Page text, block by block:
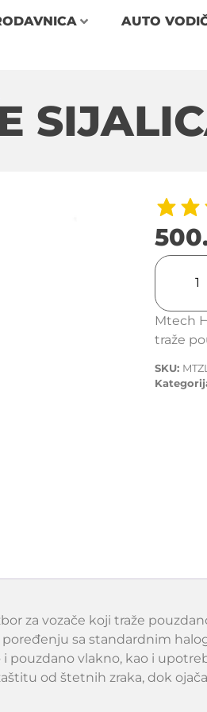
AUTO
Mtech
traže
SKU:
za vozače koji traže
sa standardnim
i pouzdano vlakno, kao i
od štetnih zraka, dok